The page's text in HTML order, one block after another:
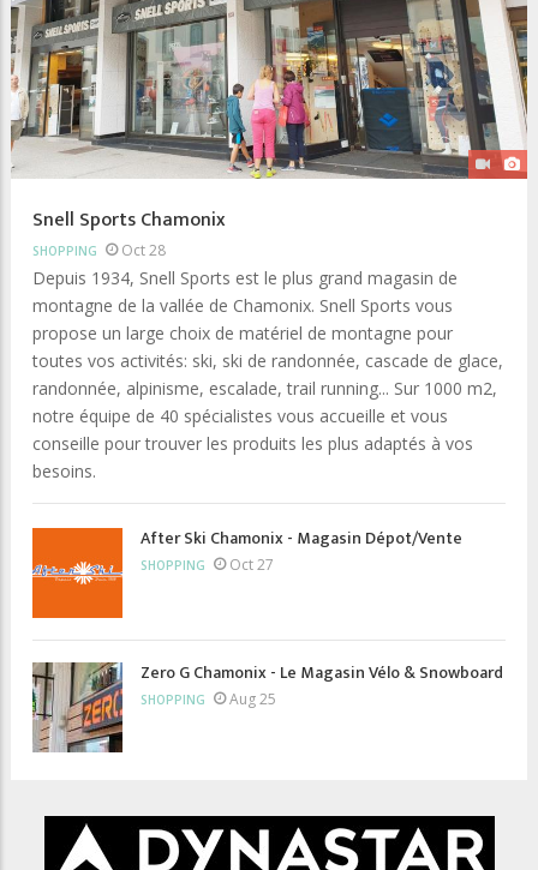
Snell Sports Chamonix
SHOPPING Oct 28
Depuis 1934, Snell Sports est le plus grand magasin de
montagne de la vallée de Chamonix. Snell Sports vous
propose un large choix de matériel de montagne pour
toutes vos activités: ski, ski de randonnée, cascade de glace,
randonnée, alpinisme, escalade, trail running... Sur 1000 m2,
notre équipe de 40 spécialistes vous accueille et vous
conseille pour trouver les produits les plus adaptés à vos
besoins.
After Ski Chamonix - Magasin Dépot/Vente
SHOPPING Oct 27
Zero G Chamonix - Le Magasin Vélo & Snowboard
SHOPPING Aug 25